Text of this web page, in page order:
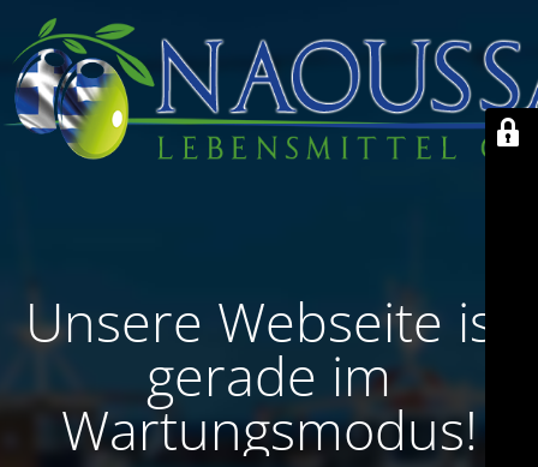
Unsere Webseite ist
gerade im
Wartungsmodus!